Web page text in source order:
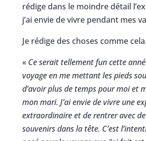
rédige dans le moindre détail
j’ai envie de vivre pendant mes
Je rédige des choses comme
« Ce serait tellement fun cette
voyage en me mettant les pieds
d’avoir plus de temps pour moi et
mon mari. J’ai envie de vivre une
extraordinaire et de rentrer avec
souvenirs dans la tête. C’est